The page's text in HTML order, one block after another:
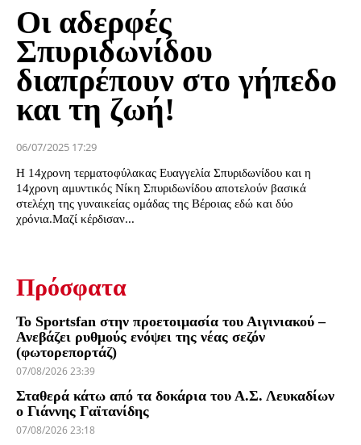
Οι αδερφές
Σπυριδωνίδου
διαπρέπουν στο γήπεδο
και τη ζωή!
06/07/2025 17:29
Η 14χρονη τερματοφύλακας Ευαγγελία Σπυριδωνίδου και η
14χρονη αμυντικός Νίκη Σπυριδωνίδου αποτελούν βασικά
στελέχη της γυναικείας ομάδας της Βέροιας εδώ και δύο
χρόνια.Μαζί κέρδισαν...
Πρόσφατα
Το Sportsfan στην προετοιμασία του Αιγινιακού –
Ανεβάζει ρυθμούς ενόψει της νέας σεζόν
(φωτορεπορτάζ)
07/08/2026 23:39
Σταθερά κάτω από τα δοκάρια του Α.Σ. Λευκαδίων
ο Γιάννης Γαϊτανίδης
07/08/2026 23:18